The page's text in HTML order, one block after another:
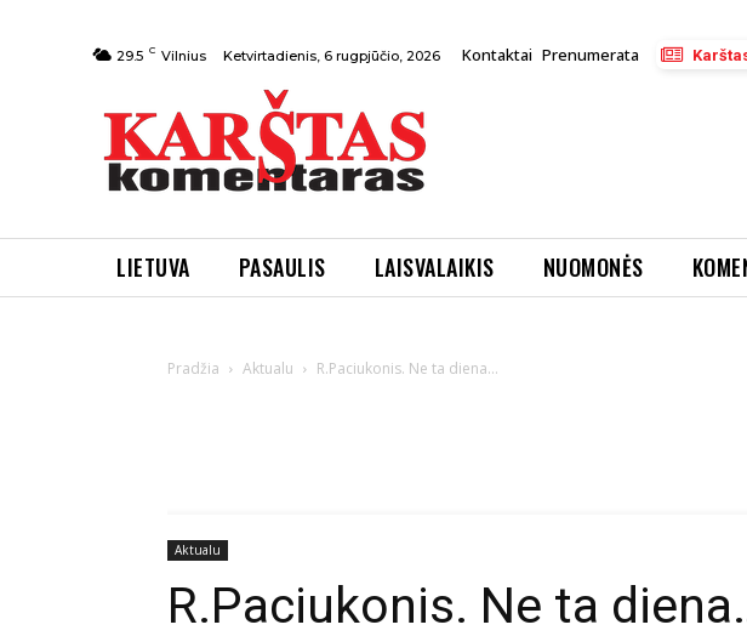
29.5 C Vilnius Ketvirtadienis, 6 rugpjūčio, 2026 Kontaktai Prenumerata
LIETUVA PASAULIS LAISVALAIKIS NUOMONĖS
Pradžia Aktualu R.Paciukonis. Ne ta diena…
Aktualu
R.Paciukonis. Ne ta